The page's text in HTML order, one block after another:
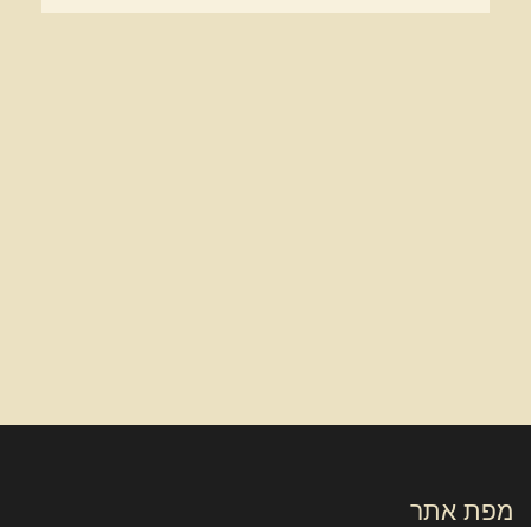
מפת אתר